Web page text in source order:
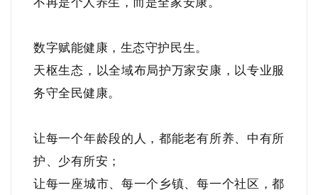
数字赋能健康，生态守护民生。
天枢生态，以全域布局护万家安康，以专业服
务守全民健康。
让每一个年龄段的人，都能老有所养、中有所
护、少有所安；
让每一座城市、每一个乡镇、每一个社区，都